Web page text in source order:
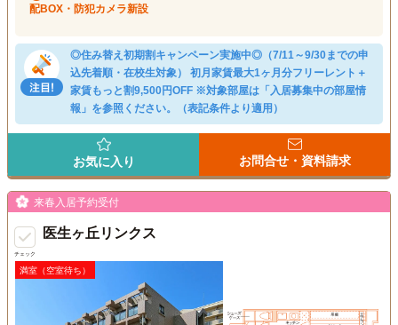
配BOX・防犯カメラ新設
◎住み替え初期割キャンペーン実施中◎（7/11～9/30までの申
込先着順・在校生対象） 初月家賃最大1ヶ月分フリーレント＋
家賃もっと割9,500円OFF ※対象部屋は「入居募集中の部屋情
報」を参照ください。（表記条件より適用）
お気に入り お問合せ・資料請求
チェック
来春入居予約受付
医生ヶ丘リンクス
満室（空室待ち）